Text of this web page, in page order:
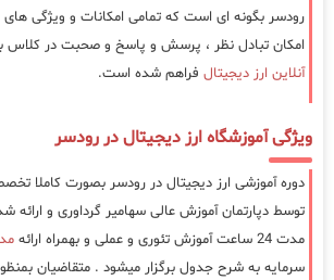
رودسر بگونه ای است که تمامی امکانات و ویژگی
امکان تبادل نظر ، پرسش و پاسخ و صحبت در کلاس
آنلاین ارز دیجیتال فراهم شده است.
ویژگی آموزشگاه ارز دیجیتال در رودسر
دوره آموزشی ارز دیجیتال در رودسر بصورت کاملا
توسط دپارتمان آموزش عالی سهامیر گرداوری و
مدت 24 ساعت آموزش تئوری و عملی و بهمراه ارائه
سرمایه به شرح جدول برگزار میشود . متقاضیان